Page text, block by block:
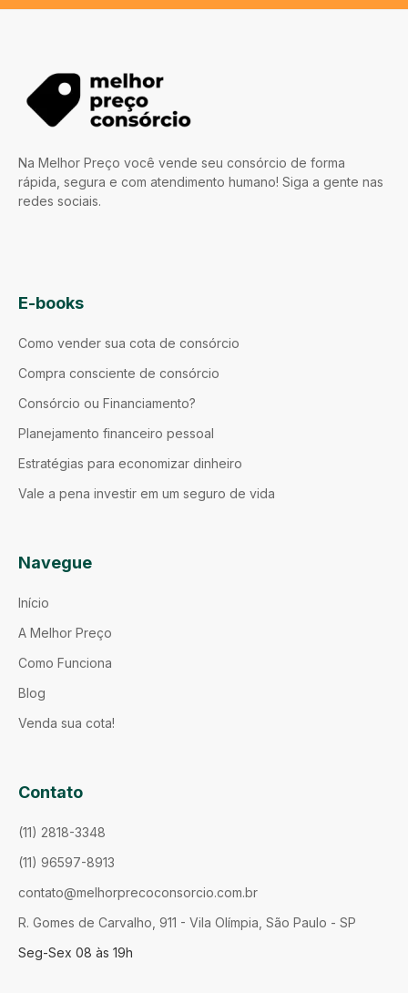
Na Melhor Preço você vende seu consórcio de forma
rápida, segura e com atendimento humano! Siga a gente nas
redes sociais.
E-books
Como vender sua cota de consórcio
Compra consciente de consórcio
Consórcio ou Financiamento?
Planejamento financeiro pessoal
Estratégias para economizar dinheiro
Vale a pena investir em um seguro de vida
Navegue
Início
A Melhor Preço
Como Funciona
Blog
Venda sua cota!
Contato
(11) 2818-3348
(11) 96597-8913
contato@melhorprecoconsorcio.com.br
R. Gomes de Carvalho, 911 - Vila Olímpia, São Paulo - SP
Seg-Sex 08 às 19h